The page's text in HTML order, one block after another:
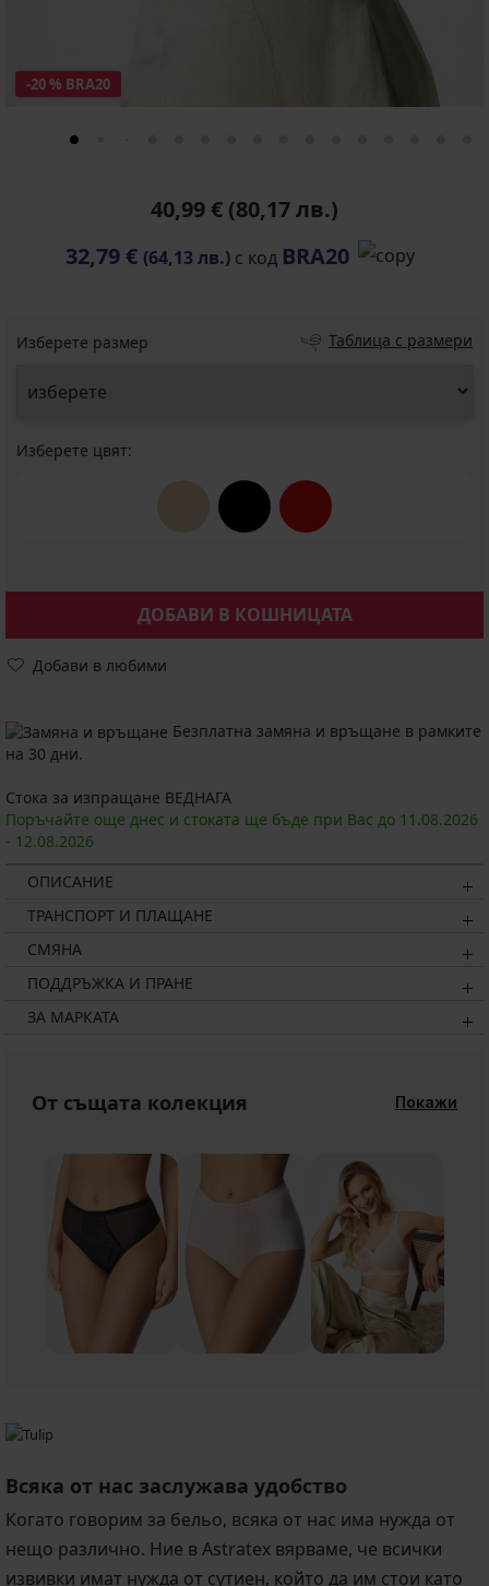
-20 % BRA20
40,99 € (80,17 лв.)
32,79 € (64,13 лв.) с код BRA20
Изберете размер Таблица с размери
Изберете цвят:
ДОБАВИ В КОШНИЦАТА
Добави в любими
Безплатна замяна и връщане в рамките
на 30 дни.
Стока за изпращане ВЕДНАГА
Поръчайте още днес и стоката ще бъде при Вас до 11.08.2026
- 12.08.2026
ОПИСАНИЕ
ТРАНСПОРТ И ПЛАЩАНЕ
СМЯНА
ПОДДРЪЖКА И ПРАНЕ
ЗА МАРКАТА
От същата колекция Покажи
Всяка от нас заслужава удобство
Когато говорим за бельо, всяка от нас има нужда от
нещо различно. Ние в Astratex вярваме, че всички
извивки имат нужда от сутиен, който да им стои като